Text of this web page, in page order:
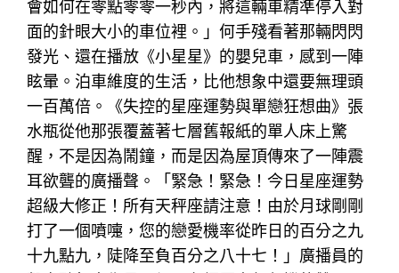
會如何在零點零零一秒內，將這輛車精準停入對
面的針眼大小的車位裡。」何手殘看著那輛閃閃
發光、還在播放《小星星》的嬰兒車，感到一陣
眩暈。泊車維度的生活，比他想象中還要無理頭
一百萬倍。《失控的星座運勢與單戀狂想曲》張
水瓶從他那張覆蓋著七層舊報紙的單人床上驚
醒，不是因為鬧鐘，而是因為屋頂傳來了一陣震
耳欲聾的廣播聲。「緊急！緊急！今日星座運勢
超級大修正！所有天秤座請注意！由於月球剛剛
打了一個噴嚏，您的戀愛機率從昨日的百分之九
十九點九，陡降至負百分之八十七！」廣播員的